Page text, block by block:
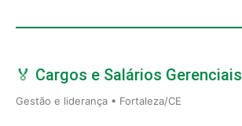
🏅 Cargos e Salários Gerenciais
Gestão e liderança • Fortaleza/CE